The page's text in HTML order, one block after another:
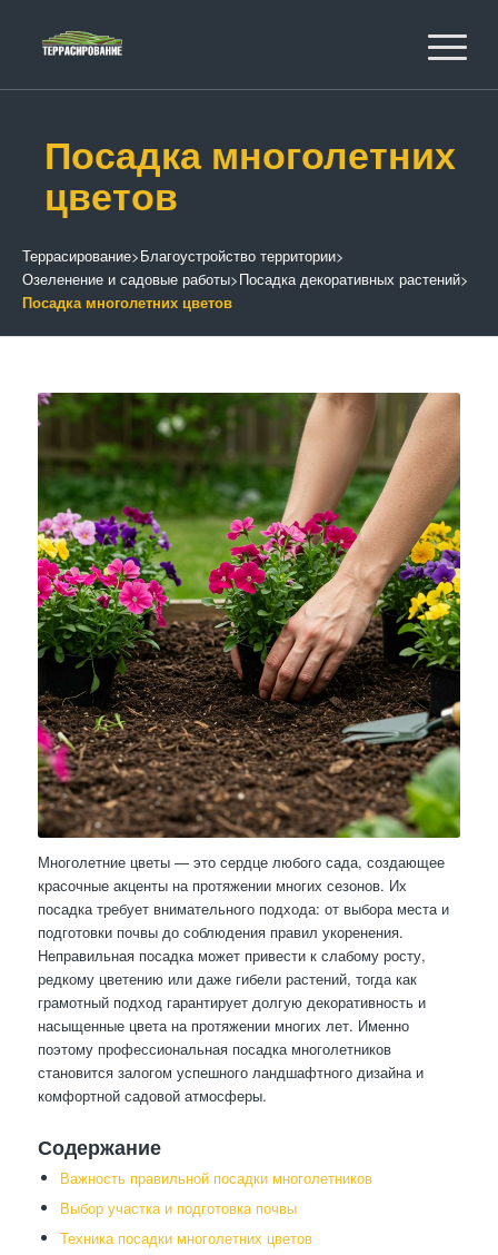
Посадка многолетних
цветов
Террасирование>Благоустройство территории>
Озеленение и садовые работы>Посадка декоративных растений>
Посадка многолетних цветов
Многолетние цветы — это сердце любого сада, создающее
красочные акценты на протяжении многих сезонов. Их
посадка требует внимательного подхода: от выбора места и
подготовки почвы до соблюдения правил укоренения.
Неправильная посадка может привести к слабому росту,
редкому цветению или даже гибели растений, тогда как
грамотный подход гарантирует долгую декоративность и
насыщенные цвета на протяжении многих лет. Именно
поэтому профессиональная посадка многолетников
становится залогом успешного ландшафтного дизайна и
комфортной садовой атмосферы.
Содержание
Важность правильной посадки многолетников
Выбор участка и подготовка почвы
Техника посадки многолетних цветов